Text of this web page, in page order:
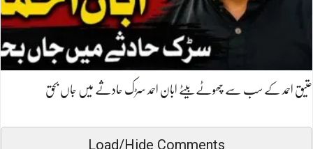
عتیق احمد کے سب سے چھوٹے بیٹے ابان احمد سڑک حادثے میں جاں بحق
Load/Hide Comments